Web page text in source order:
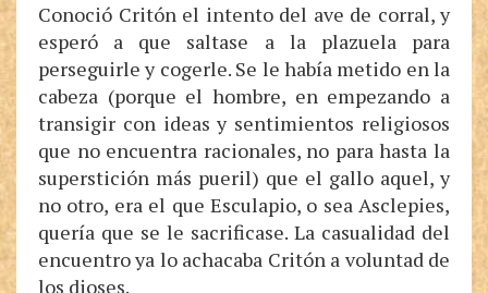
Conoció Critón el intento del ave de corral, y
esperó a que saltase a la plazuela para
perseguirle y cogerle. Se le había metido en la
cabeza (porque el hombre, en empezando a
transigir con ideas y sentimientos religiosos
que no encuentra racionales, no para hasta la
superstición más pueril) que el gallo aquel, y
no otro, era el que Esculapio, o sea Asclepies,
quería que se le sacrificase. La casualidad del
encuentro ya lo achacaba Critón a voluntad de
los dioses.